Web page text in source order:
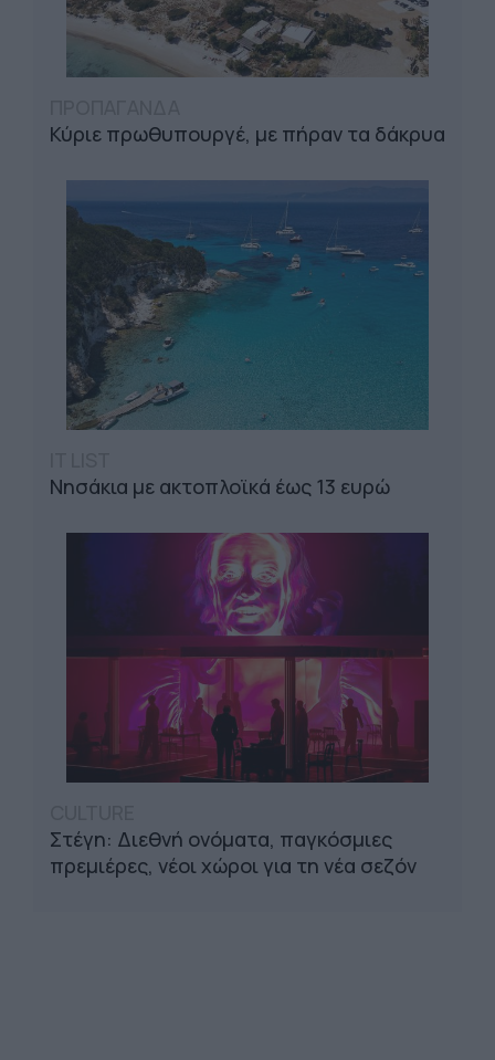
Κύριε πρωθυπουργέ, με πήραν τα δάκρυα
Νησάκια με ακτοπλοϊκά έως 13 ευρώ
Στέγη: Διεθνή ονόματα, παγκόσμιες
πρεμιέρες, νέοι χώροι για τη νέα σεζόν